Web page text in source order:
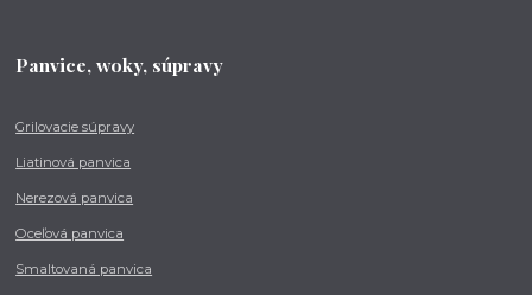
Panvice, woky, súpravy
Grilovacie súpravy
Liatinová panvica
Nerezová panvica
Oceľová panvica
Smaltovaná panvica